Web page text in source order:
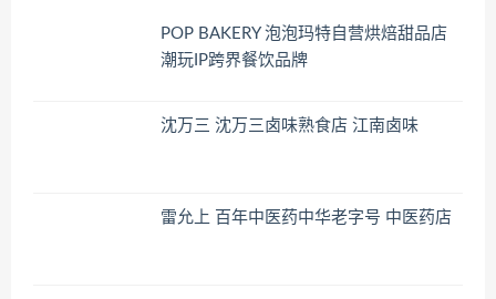
POP BAKERY 泡泡玛特自营烘焙甜品店
潮玩IP跨界餐饮品牌
沈万三 沈万三卤味熟食店 江南卤味
雷允上 百年中医药中华老字号 中医药店